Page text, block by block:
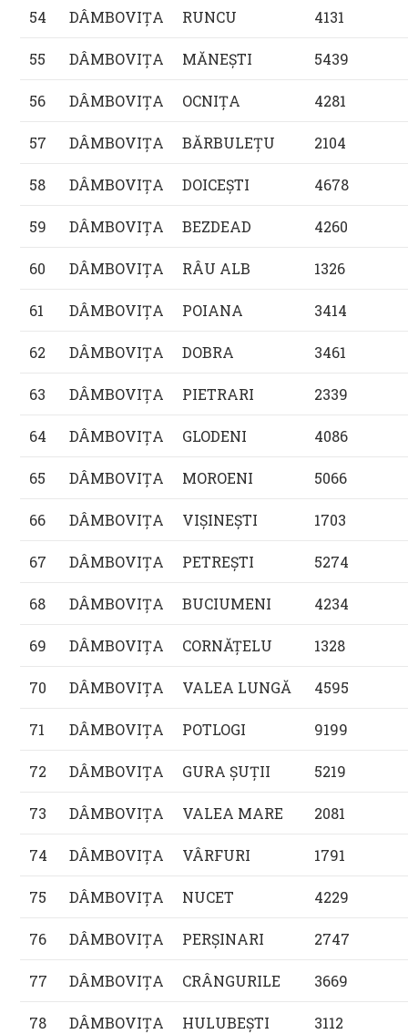
54 DÂMBOVIŢA RUNCU 4131
55 DÂMBOVIŢA MĂNEŞTI 5439
56 DÂMBOVIŢA OCNIŢA 4281
57 DÂMBOVIŢA BĂRBULEŢU 2104
58 DÂMBOVIŢA DOICEŞTI 4678
59 DÂMBOVIŢA BEZDEAD 4260
60 DÂMBOVIŢA RÂU ALB 1326
61 DÂMBOVIŢA POIANA 3414
62 DÂMBOVIŢA DOBRA 3461
63 DÂMBOVIŢA PIETRARI 2339
64 DÂMBOVIŢA GLODENI 4086
65 DÂMBOVIŢA MOROENI 5066
66 DÂMBOVIŢA VIŞINEŞTI 1703
67 DÂMBOVIŢA PETREŞTI 5274
68 DÂMBOVIŢA BUCIUMENI 4234
69 DÂMBOVIŢA CORNĂŢELU 1328
70 DÂMBOVIŢA VALEA LUNGĂ 4595
71 DÂMBOVIŢA POTLOGI 9199
72 DÂMBOVIŢA GURA ŞUŢII 5219
73 DÂMBOVIŢA VALEA MARE 2081
74 DÂMBOVIŢA VÂRFURI 1791
75 DÂMBOVIŢA NUCET 4229
76 DÂMBOVIŢA PERŞINARI 2747
77 DÂMBOVIŢA CRÂNGURILE 3669
78 DÂMBOVIŢA HULUBEŞTI 3112